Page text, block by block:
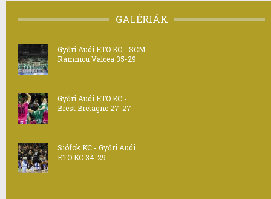
GALÉRIÁK
Győri Audi ETO KC - SCM
Ramnicu Valcea 35-29
Győri Audi ETO KC -
Brest Bretagne 27-27
Siófok KC - Győri Audi
ETO KC 34-29